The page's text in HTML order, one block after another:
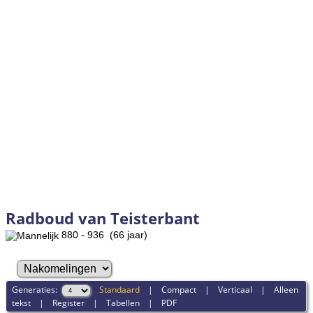
Radboud van Teisterbant
880 - 936 (66 jaar)
Generaties: Standaard |Compact |Verticaal |Alleen
tekst | Register |Tabellen | PDF